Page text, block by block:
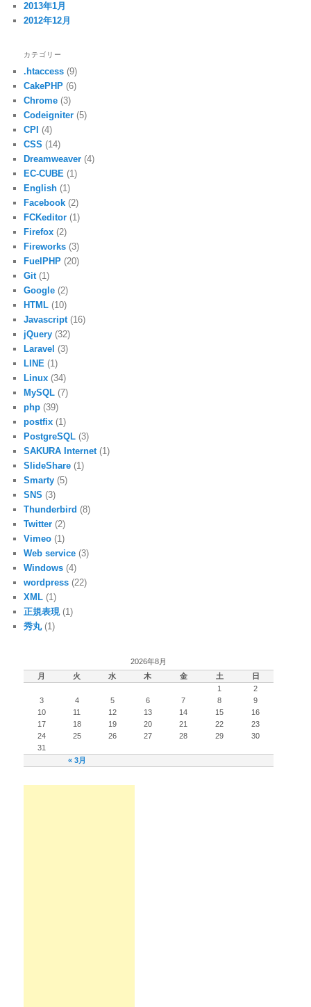
2013年1月
2012年12月
カテゴリー
.htaccess (9)
CakePHP (6)
Chrome (3)
Codeigniter (5)
CPI (4)
CSS (14)
Dreamweaver (4)
EC-CUBE (1)
English (1)
Facebook (2)
FCKeditor (1)
Firefox (2)
Fireworks (3)
FuelPHP (20)
Git(1)
Google (2)
HTML (10)
Javascript(16)
jQuery (32)
Laravel (3)
LINE (1)
Linux (34)
MySQL (7)
php (39)
postfix (1)
PostgreSQL (3)
SAKURA Internet(1)
SlideShare (1)
Smarty (5)
SNS (3)
Thunderbird (8)
Twitter (2)
Vimeo (1)
Web service (3)
Windows (4)
wordpress (22)
XML (1)
正規表現(1)
秀丸(1)
2026年8月
月
火 水 木 金 土 日
« 3月
1
2
3
4 5 6 7 8
9
10
11 12 13 14 15
16
17
18 19 20 21 22
23
24
25 26 27 28 29
30
31